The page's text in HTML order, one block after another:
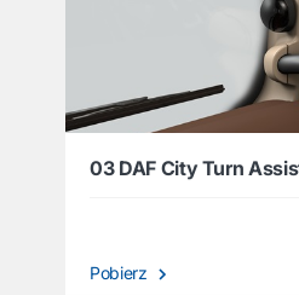
03 DAF City Turn
Pobierz